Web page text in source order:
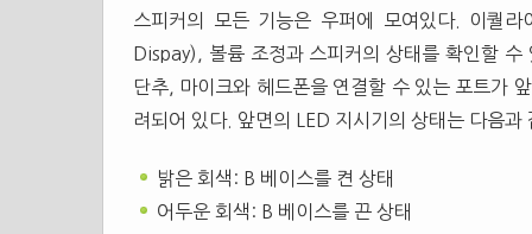
스피커의 모든 기능은 우퍼에 모여있다. 이퀄
Dispay), 볼륨 조정과 스피커의 상태를 확인할
단추, 마이크와 헤드폰을 연결할 수 있는 포트가
려되어 있다. 앞면의 LED 지시기의 상태는 다음과
밝은 회색: B 베이스를 켠 상태
어두운 회색: B 베이스를 끈 상태